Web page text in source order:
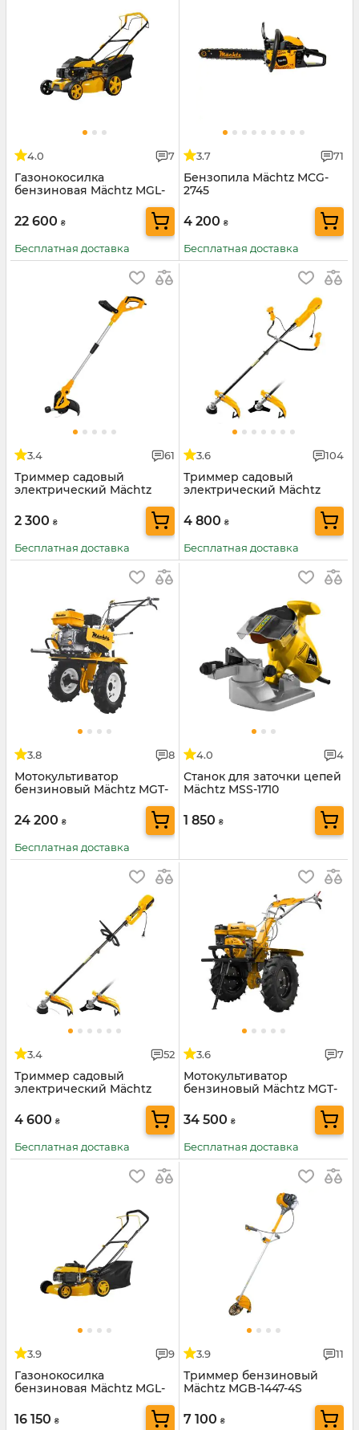
4.0 7
Газонокосилка
бензиновая Mächtz MGL-
22 600 ₴
Бесплатная доставка
3.7 71
Бензопила Mächtz MCG-
2745
4 200 ₴
Бесплатная доставка
3.4 61
Триммер садовый
электрический Mächtz
2 300 ₴
Бесплатная доставка
3.6 104
Триммер садовый
электрический Mächtz
4 800 ₴
Бесплатная доставка
3.8 8
Мотокультиватор
бензиновый Mächtz MGT-
24 200 ₴
Бесплатная доставка
4.0 4
Станок для заточки цепей
Mächtz MSS-1710
1 850 ₴
3.4 52
Триммер садовый
электрический Mächtz
4 600 ₴
Бесплатная доставка
3.6 7
Мотокультиватор
бензиновый Mächtz MGT-
34 500 ₴
Бесплатная доставка
3.9 9
Газонокосилка
бензиновая Mächtz MGL-
16 150 ₴
3.9 11
Триммер бензиновый
Mächtz MGB-1447-4S
7 100 ₴